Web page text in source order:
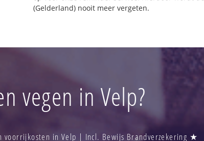
(Gelderland) nooit meer vergeten.
vegen in Velp?
in Velp | Incl. Bewijs Brandverzekering ★